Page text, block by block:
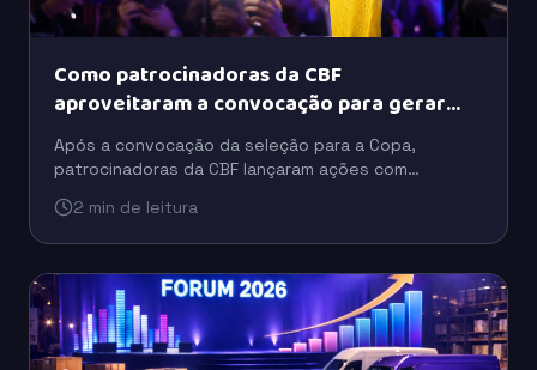
Como patrocinadoras da CBF
aproveitaram a convocação para gerar
buzz
Após a convocação da seleção para a Copa,
patrocinadoras da CBF lançaram ações com
engajamento do público.
2 min de leitura